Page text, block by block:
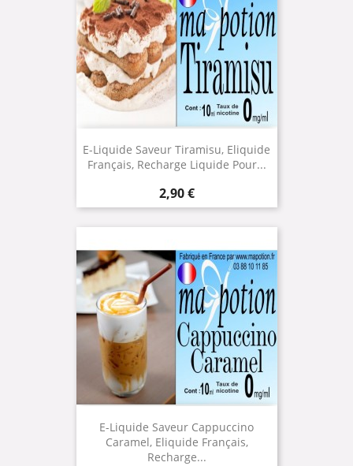
E-Liquide Saveur Tiramisu, Eliquide
Français, Recharge Liquide Pour...
Prix
2,90 €
E-Liquide Saveur Cappuccino
Caramel, Eliquide Français,
Recharge...